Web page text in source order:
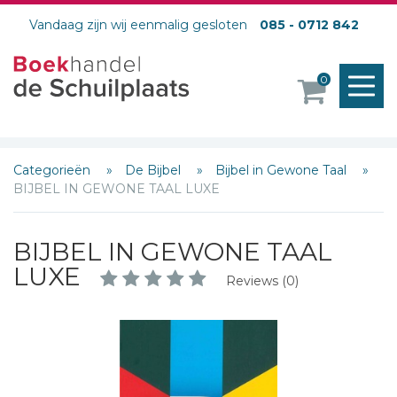
Vandaag zijn wij eenmalig gesloten 085 - 0712 842
0
Categorieën De Bijbel
Bijbel in Gewone Taal
BIJBEL IN GEWONE TAAL LUXE
BIJBEL IN GEWONE TAAL
LUXE
Reviews (0)